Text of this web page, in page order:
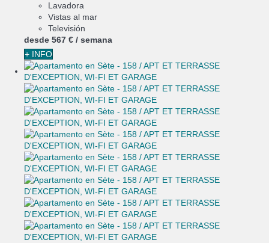
Lavadora
Vistas al mar
Televisión
desde 567 € / semana
+ INFO